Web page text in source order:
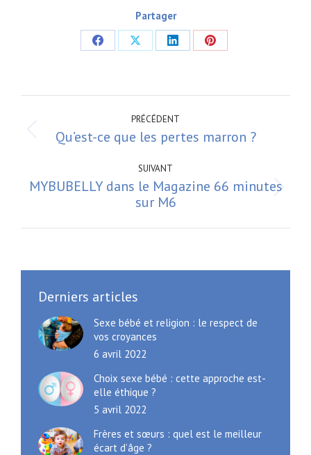
Partager
Partager
Facebook
Partager
X
Partager
LinkedIn
Partager
Pinterest
Navigation
PRÉCÉDENT
Article
:
Qu’est-ce que les pertes marron ?
SUIVANT
Article
suivant
MYBUBELLY dans le Magazine 66 minutes
sur M6
Derniers articles
Sexe bébé et religion : le respect de
vos croyances
6 avril 2022
Choix sexe bébé : cette approche est-
elle éthique ?
5 avril 2022
Frères et sœurs : quel est le meilleur
écart d’âge ?